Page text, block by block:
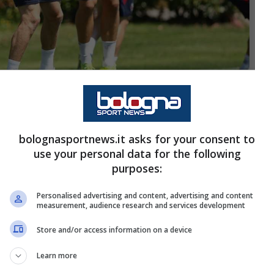
terapie per due difensori. Bologna Sport News
bolognasportnews.it asks for your consent to
use your personal data for the following
purposes:
Personalised advertising and content, advertising and content
measurement, audience research and services development
Store and/or access information on a device
Learn more